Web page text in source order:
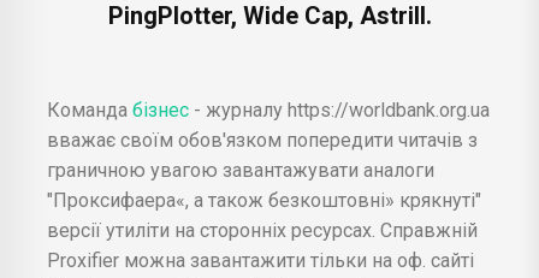
PingPlotter, Wide Cap, Astrill.
Команда бізнес - журналу https://worldbank.org.ua
вважає своїм обов'язком попередити читачів з
граничною увагою завантажувати аналоги
"Проксифаера«, а також безкоштовні» крякнуті"
версії утиліти на сторонніх ресурсах. Справжній
Proxifier можна завантажити тільки на оф. сайті